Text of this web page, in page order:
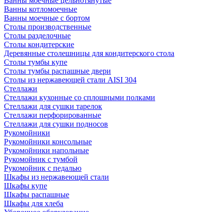
Ванны котломоечные
Ванны моечные с бортом
Столы производственные
Столы разделочные
Столы кондитерские
Деревянные столешницы для кондитерского стола
Столы тумбы купе
Столы тумбы распашные двери
Столы из нержавеющей стали AISI 304
Стеллажи
Стеллажи кухонные со сплошными полками
Стеллажи для сушки тарелок
Стеллажи перфорированные
Стеллажи для сушки подносов
Рукомойники
Рукомойники консольные
Рукомойники напольные
Рукомойник с тумбой
Рукомойник с педалью
Шкафы из нержавеющей стали
Шкафы купе
Шкафы распашные
Шкафы для хлеба